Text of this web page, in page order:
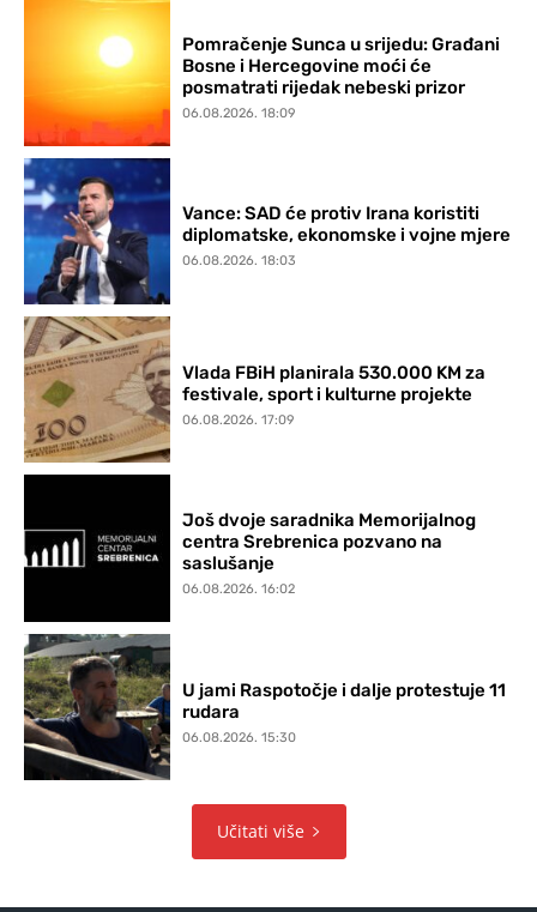
Pomračenje Sunca u srijedu: Građani
Bosne i Hercegovine moći će
posmatrati rijedak nebeski prizor
06.08.2026. 18:09
Vance: SAD će protiv Irana koristiti
diplomatske, ekonomske i vojne mjere
06.08.2026. 18:03
Vlada FBiH planirala 530.000 KM za
festivale, sport i kulturne projekte
06.08.2026. 17:09
Još dvoje saradnika Memorijalnog
centra Srebrenica pozvano na
saslušanje
06.08.2026. 16:02
U jami Raspotočje i dalje protestuje 11
rudara
06.08.2026. 15:30
Učitati više